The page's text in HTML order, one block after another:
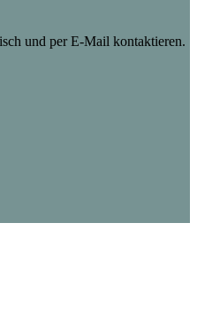
und per E-Mail kontaktieren.